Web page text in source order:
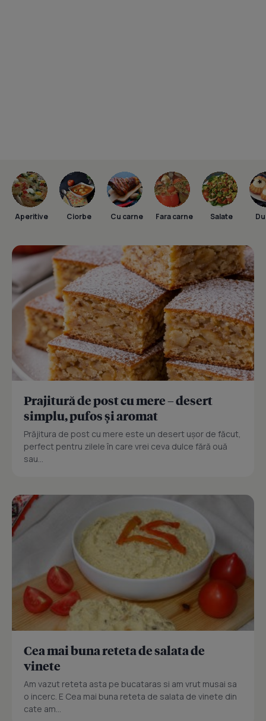
Aperitive Ciorbe Cu carne Fara carne Salate
Prajitură de post cu mere – desert
simplu, pufos și aromat
Prăjitura de post cu mere este un desert ușor de făcut,
perfect pentru zilele în care vrei ceva dulce fără ouă
sau...
Cea mai buna reteta de salata de
vinete
Am vazut reteta asta pe bucataras si am vrut musai sa
o incerc. E Cea mai buna reteta de salata de vinete din
cate am...